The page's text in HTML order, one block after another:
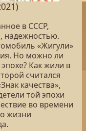
в СССР,
надежностью.
«Жигули»
Но можно ли
Как жили в
считался
качества»,
той эпохи
во времени
жизни